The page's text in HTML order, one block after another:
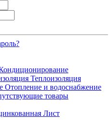
Теплоизоляция
Отопление и водоснабжение
товары
Лист